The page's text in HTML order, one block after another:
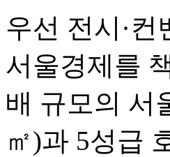
우선 전시·컨
서울경제를
배 규모의 서
㎡)과 5성급